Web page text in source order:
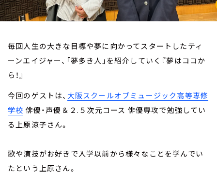
毎回人生の大きな目標や夢に向かってスタートしたティ
ーンエイジャー、「夢多き人」を紹介していく『夢はココか
ら！』
今回のゲストは、 大阪スクールオブミュージック高等専修
学校 俳優・声優＆２.５次元コース 俳優専攻で勉強してい
る上原涼子さん。
歌や演技がお好きで入学以前から様々なことを学んでい
たという上原さん。